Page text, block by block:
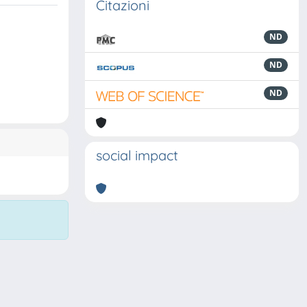
Citazioni
ND
ND
ND
social impact